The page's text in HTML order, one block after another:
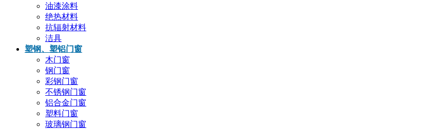
油漆涂料
绝热材料
抗辐射材料
洁具
塑钢、塑铝门窗
木门窗
钢门窗
彩钢门窗
不锈钢门窗
铝合金门窗
塑料门窗
玻璃钢门窗